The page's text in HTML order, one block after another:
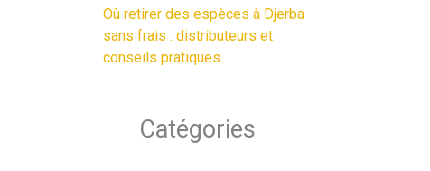
Où retirer des espèces à Djerba
sans frais : distributeurs et
conseils pratiques
Catégories